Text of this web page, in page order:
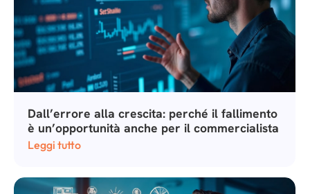
Dall’errore alla crescita: perché il fallimento
è un’opportunità anche per il commercialista
Leggi tutto